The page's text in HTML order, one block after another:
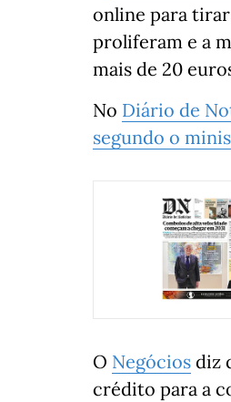
online para
proliferam e a
mais de 20
No Diário de
segundo o
O Negócios diz
crédito para a